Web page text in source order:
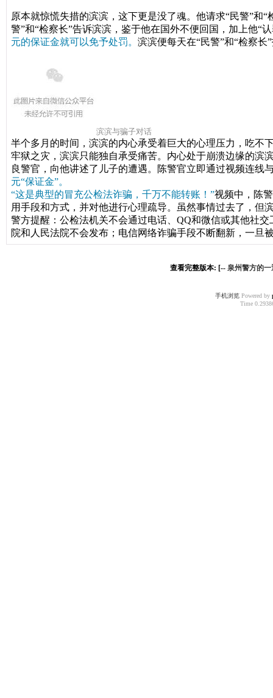
原本就惊慌失措的滨滨，这下更是没了魂。他请求“民警”和
警”和“检察长”告诉滨滨，鉴于他在国外不便回国，加上他“
元的保证金就可以免予处罚。 滨滨便每天在“民警”和“检察长
滨滨与骗子对话
半个多月的时间，滨滨的内心承受着巨大的心理压力，吃不
牢狱之灾，滨滨只能独自承受痛苦。内心处于崩溃边缘的
良警官，向他讲述了儿子的遭遇。陈警官立即通过视频连线
元“保证金”。
“这是典型的冒充公检法诈骗，千万不能转账！”视频中，陈
用手段和方式，并对他进行心理疏导。
虽然事情过去了，但
警方提醒： 公检法机关不会通过电话、QQ和微信或其他社
院和人民法院不会发布；电信网络诈骗手段不断翻新，一旦
查看完整版本: [-- 泉州警方的
手机浏览Powered by
Time